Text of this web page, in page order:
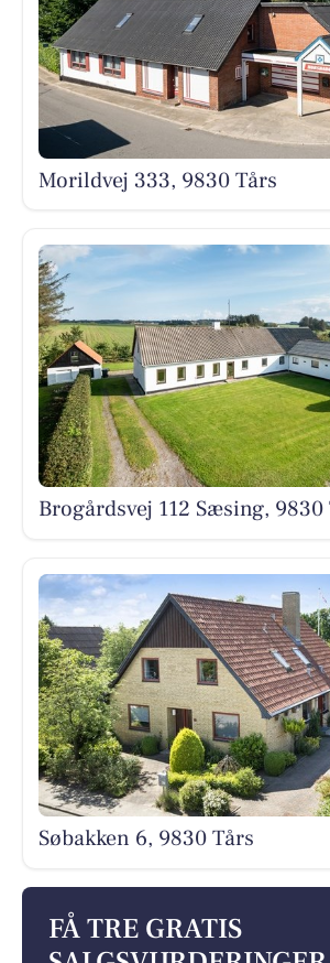
Morildvej 333, 9830 Tårs
Brogårdsvej 112 Sæsing, 9830
Søbakken 6, 9830 Tårs
FÅ TRE GRATIS